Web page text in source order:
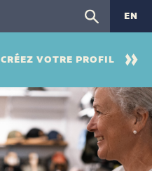
EN
CRÉEZ VOTRE PROFIL